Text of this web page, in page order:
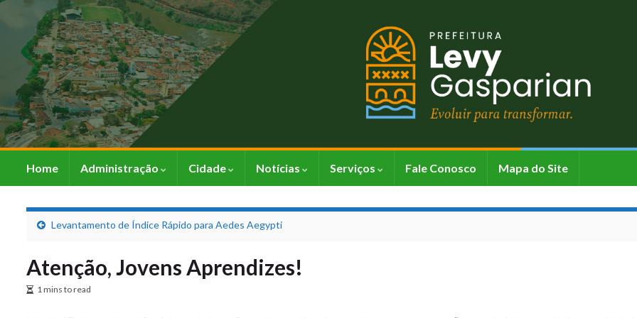
Home Administração Cidade Notícias Serviços Fale Conosco Mapa do Site
Levantamento de Índice Rápido para Aedes Aegypti
Atenção, Jovens Aprendizes!
1 mins to read